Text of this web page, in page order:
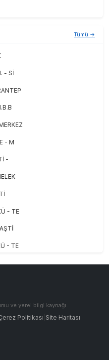
Tümü →
- Sİ
- M
-
- TE
- TE
TE
- MA
ve yerel bilgi kaynağı.
Politikası Site Haritası